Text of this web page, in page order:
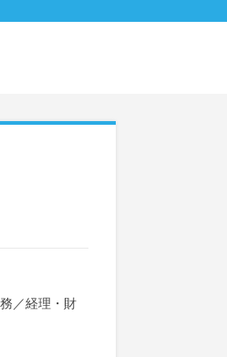
／経理・財